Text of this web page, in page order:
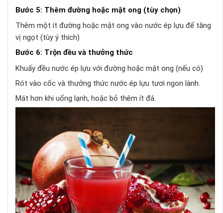
Bước 5: Thêm đường hoặc mật ong (tùy chọn)
Thêm một ít đường hoặc mật ong vào nước ép lựu để tăng
vị ngọt (tùy ý thích)
Bước 6: Trộn đều và thưởng thức
Khuấy đều nước ép lựu với đường hoặc mật ong (nếu có)
Rót vào cốc và thưởng thức nước ép lựu tươi ngon lành.
Mát hơn khi uống lạnh, hoặc bỏ thêm ít đá.